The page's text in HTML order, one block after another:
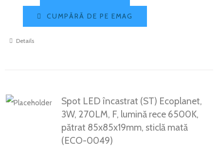
CUMPĂRĂ DE PE EMAG
Details
Spot LED încastrat (ST) Ecoplanet,
3W, 270LM, F, lumină rece 6500K,
pătrat 85x85x19mm, sticlă mată
(ECO-0049)